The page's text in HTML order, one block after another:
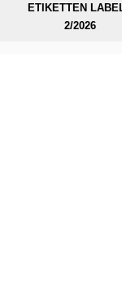
ETIKETTEN
2/2026